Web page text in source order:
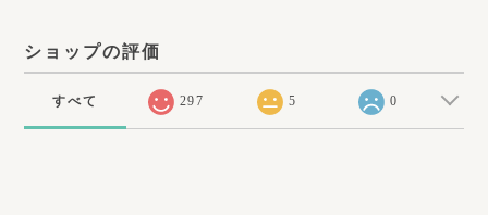
ショップの評価
すべて 297 5 0